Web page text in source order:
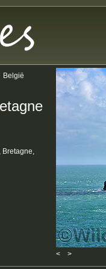
België
Bretagne,
< >